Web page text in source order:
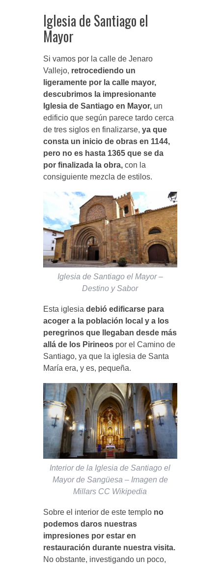
Iglesia de Santiago el
Mayor
Si vamos por la calle de Jenaro
Vallejo, retrocediendo un
ligeramente por la calle mayor,
descubrimos la impresionante
Iglesia de Santiago en Mayor,un
edificio que según parece tardo cerca
de tres siglos en finalizarse, ya que
consta un inicio de obras en 1144,
pero no es hasta 1365 que se da
por finalizada la obra,con la
consiguiente mezcla de estilos.
Iglesia de Santiago el Mayor –
Destino y Sabor
Esta iglesia debió edificarse para
acoger a la población local y a los
peregrinos que llegaban desde más
allá de los Pirineospor el Camino de
Santiago, ya que la iglesia de Santa
María era, y es, pequeña.
Interior de la Iglesia de Santiago el
Mayor de Sangüesa – Imagen de
Millars CC Wikipedia
Sobre el interior de este templo no
podemos daros nuestras
impresiones por estar en
restauración durante nuestra visita.
No obstante, investigando un poco,